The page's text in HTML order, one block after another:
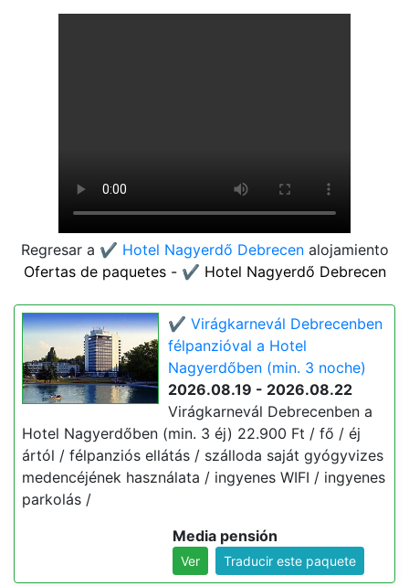
Regresar a ✔️ Hotel Nagyerdő Debrecen alojamiento
Ofertas de paquetes - ✔️ Hotel Nagyerdő Debrecen
✔️ Virágkarnevál Debrecenben
félpanzióval a Hotel
Nagyerdőben (min. 3 noche)
2026.08.19 - 2026.08.22
Virágkarnevál Debrecenben a
Hotel Nagyerdőben (min. 3 éj) 22.900 Ft / fő / éj
ártól / félpanziós ellátás / szálloda saját gyógyvizes
medencéjének használata / ingyenes WIFI / ingyenes
parkolás /
Media pensión
Ver Traducir este paquete